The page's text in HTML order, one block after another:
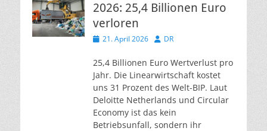
2026: 25,4 Billionen Euro
verloren
Veröffentlicht
21. April 2026 Autor
DR
25,4 Billionen Euro Wertverlust pro
Jahr. Die Linearwirtschaft kostet
uns 31 Prozent des Welt-BIP. Laut
Deloitte Netherlands und Circular
Economy ist das kein
Betriebsunfall, sondern ihr